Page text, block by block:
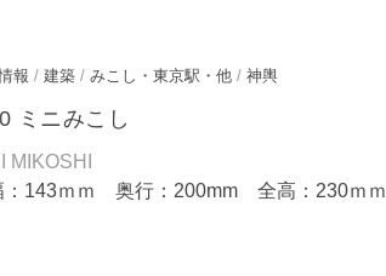
報 / 建築 / みこし・東京駅・他 / 神輿
ミニみこし
MIKOSHI
：143ｍｍ 奥行：200mm 全高：230ｍｍ